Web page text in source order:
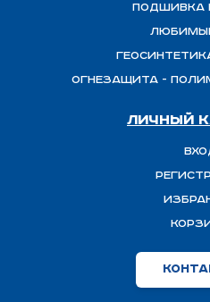
Подшивка
ОГНЕЗАЩИТА -
Личный